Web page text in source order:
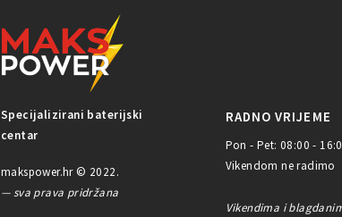
Specijalizirani baterijski
centar
makspower.hr © 2022.
— sva prava pridržana
RADNO VRIJEME
Pon - Pet: 08:00 -
Vikendom ne radimo
Vikendima i